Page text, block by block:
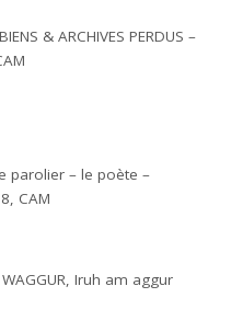
& ARCHIVES PERDUS –
parolier – le poète –
CAM
WAGGUR, Iruh am aggur